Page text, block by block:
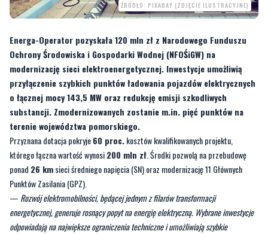
ŹRÓDŁO: PIXABAY (ZDJĘCIE ILUSTRACYJNE)
Energa-Operator pozyskała 120 mln zł z Narodowego Funduszu
Ochrony Środowiska i Gospodarki Wodnej (NFOŚiGW) na
modernizację sieci elektroenergetycznej. Inwestycje umożliwią
przyłączenie szybkich punktów ładowania pojazdów elektrycznych
o łącznej mocy 143,5 MW oraz redukcję emisji szkodliwych
substancji. Zmodernizowanych zostanie m.in. pięć punktów na
terenie województwa pomorskiego.
Przyznana dotacja pokryje60 proc.kosztów kwalifikowanych projektu,
którego łączna wartość wynosi200 mln zł. Środki pozwolą na przebudowę
ponad 26 kmsieci średniego napięcia (SN) oraz modernizację 11 Głównych
Punktów Zasilania (GPZ).
— Rozwój elektromobilności, będącej jednym z filarów transformacji
energetycznej, generuje rosnący popyt na energię elektryczną. Wybrane inwestycje
odpowiadają na największe ograniczenia techniczne i umożliwiają szybkie